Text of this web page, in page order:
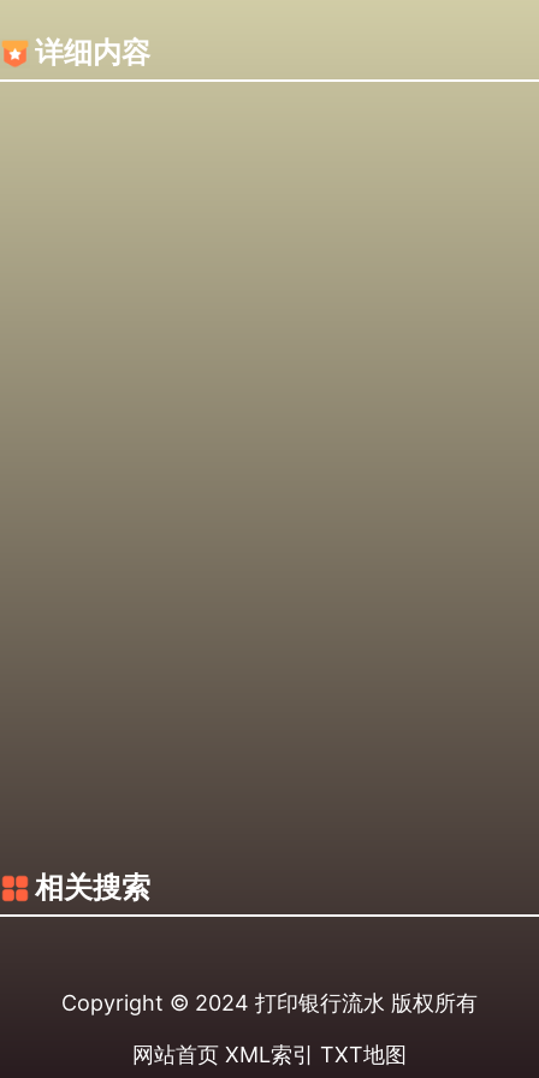
详细内容
相关搜索
Copyright © 2024 打印银行流水 版权所有
网站首页 XML索引 TXT地图